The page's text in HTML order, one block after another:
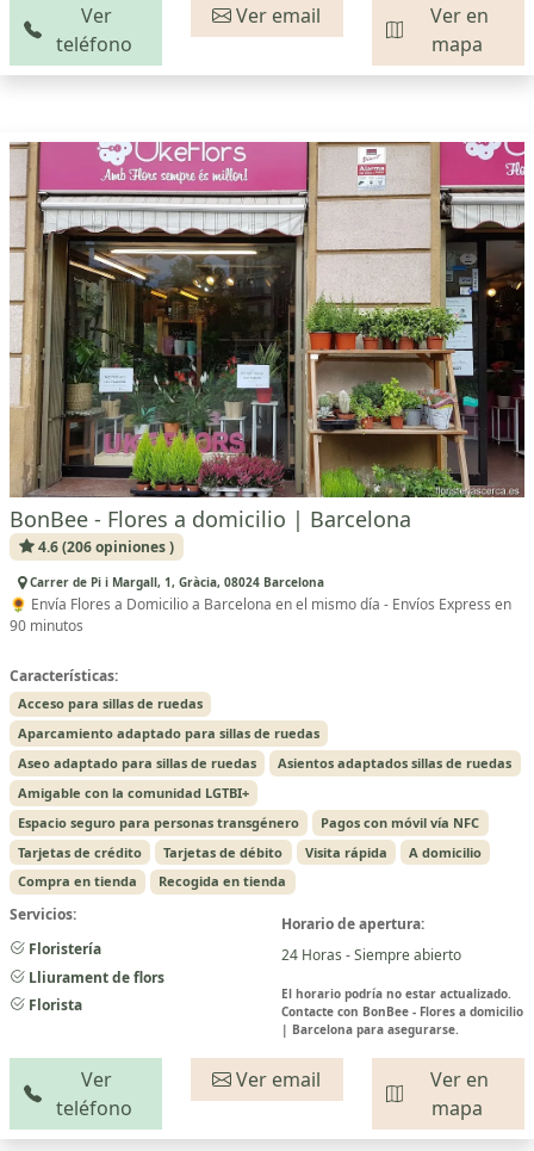
Ver
teléfono
Ver email
Ver en
mapa
BonBee - Flores a domicilio | Barcelona
4.6 (206 opiniones )
Carrer de Pi i Margall, 1, Gràcia, 08024 Barcelona
🌻 Envía Flores a Domicilio a Barcelona en el mismo día - Envíos Express en
90 minutos
Características:
Acceso para sillas de ruedas
Aparcamiento adaptado para sillas de ruedas
Aseo adaptado para sillas de ruedas
Asientos adaptados sillas de ruedas
Amigable con la comunidad LGTBI+
Espacio seguro para personas transgénero
Pagos con móvil vía NFC
Tarjetas de crédito
Tarjetas de débito Visita rápida
A domicilio
Compra en tienda
Recogida en tienda
Servicios:
Floristería
Lliurament de flors
Florista
Horario de apertura:
24 Horas - Siempre abierto
El horario podría no estar actualizado.
Contacte con BonBee - Flores a domicilio
| Barcelona para asegurarse.
Ver
teléfono
Ver email
Ver en
mapa